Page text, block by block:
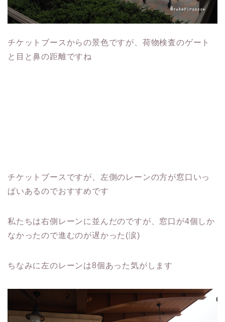
チケットブースからの景色ですが、荷物検査のゲート
と目と鼻の距離ですね
チケットブースですが、左側のレーンの方が窓口いっ
ぱいあるのでおすすめです
私たちは右側レーンに並んだのですが、窓口が4個しか
なかったので進むのが遅かった(涙)
ちなみに左のレーンは8個あった気がします